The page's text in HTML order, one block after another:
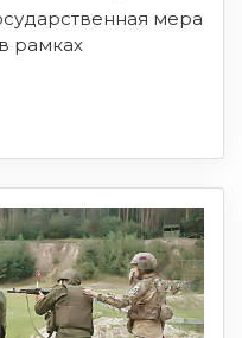
мера
рамках